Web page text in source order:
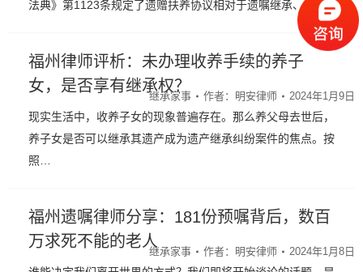
法典》第1123条规定了遗赠扶养协议相对于遗嘱继承、遗…
福州律师评析：未办理收养手续的养子
女，是否享有继承权？
继承家事 作者： 明安律师 2024年1月9日
现实生活中，收养子女的现象普遍存在。那么养父母去世后，
养子女是否可以继承其遗产成为遗产继承纠纷案件的焦点。按
照…
福州遗嘱律师分享：181份预嘱背后，数百
万求死不能的老人
继承家事 作者： 明安律师 2024年1月8日